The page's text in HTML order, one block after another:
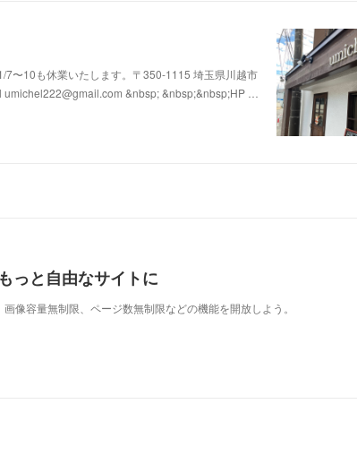
〜10も休業いたします。〒350-1115 埼玉県川越市
&nbsp; &nbsp;&nbsp;HP …
っと自由なサイトに
像容量無制限、ページ数無制限などの機能を開放しよう。